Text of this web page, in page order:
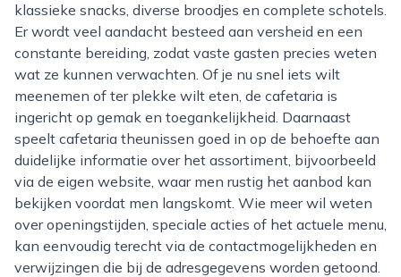
klassieke snacks, diverse broodjes en complete schotels.
Er wordt veel aandacht besteed aan versheid en een
constante bereiding, zodat vaste gasten precies weten
wat ze kunnen verwachten. Of je nu snel iets wilt
meenemen of ter plekke wilt eten, de cafetaria is
ingericht op gemak en toegankelijkheid. Daarnaast
speelt cafetaria theunissen goed in op de behoefte aan
duidelijke informatie over het assortiment, bijvoorbeeld
via de eigen website, waar men rustig het aanbod kan
bekijken voordat men langskomt. Wie meer wil weten
over openingstijden, speciale acties of het actuele menu,
kan eenvoudig terecht via de contactmogelijkheden en
verwijzingen die bij de adresgegevens worden getoond.